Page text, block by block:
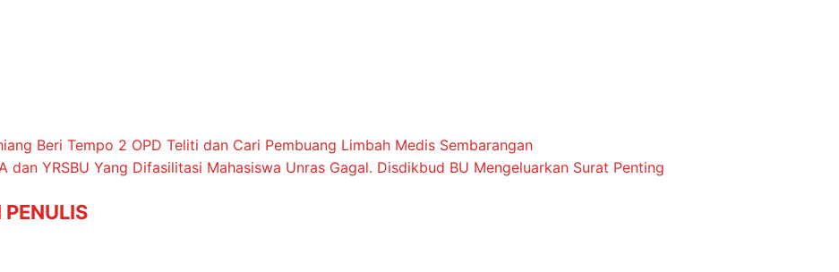
Beri Tempo 2 OPD Teliti dan Cari Pembuang Limbah Medis Sembarangan
dan YRSBU Yang Difasilitasi Mahasiswa Unras Gagal. Disdikbud BU Mengeluarkan Surat Penting
PENULIS